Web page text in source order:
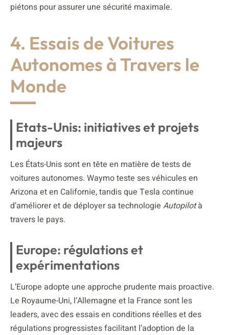
piétons pour assurer une sécurité maximale.
4. Essais de Voitures
Autonomes à Travers le
Monde
Etats-Unis: initiatives et projets
majeurs
Les États-Unis sont en tête en matière de tests de
voitures autonomes. Waymo teste ses véhicules en
Arizona et en Californie, tandis que Tesla continue
d’améliorer et de déployer sa technologie Autopilotà
travers le pays.
Europe: régulations et
expérimentations
L’Europe adopte une approche prudente mais proactive.
Le Royaume-Uni, l’Allemagne et la France sont les
leaders, avec des essais en conditions réelles et des
régulations progressistes facilitant l’adoption de la